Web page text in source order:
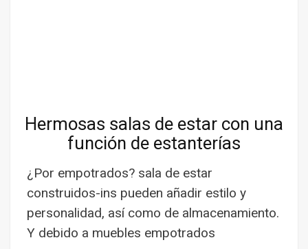
Hermosas salas de estar con una
función de estanterías
¿Por empotrados? sala de estar
construidos-ins pueden añadir estilo y
personalidad, así como de almacenamiento.
Y debido a muebles empotrados